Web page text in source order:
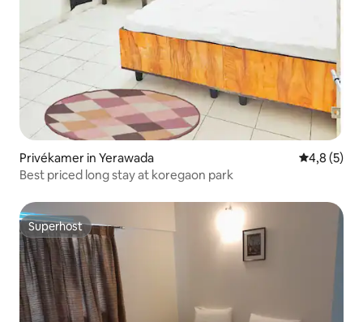
Privékamer in Yerawada
4,8 (5)
Best priced long stay at koregaon park
Superhost
Superhost